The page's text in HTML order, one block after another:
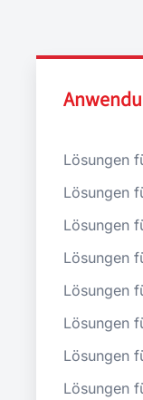
Lösungen
Lösungen
Lösungen
Lösungen
Lösungen
Lösungen
Lösungen
Lösungen